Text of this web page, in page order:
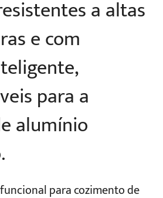
a altas
e com
para a
alumínio
para cozimento de